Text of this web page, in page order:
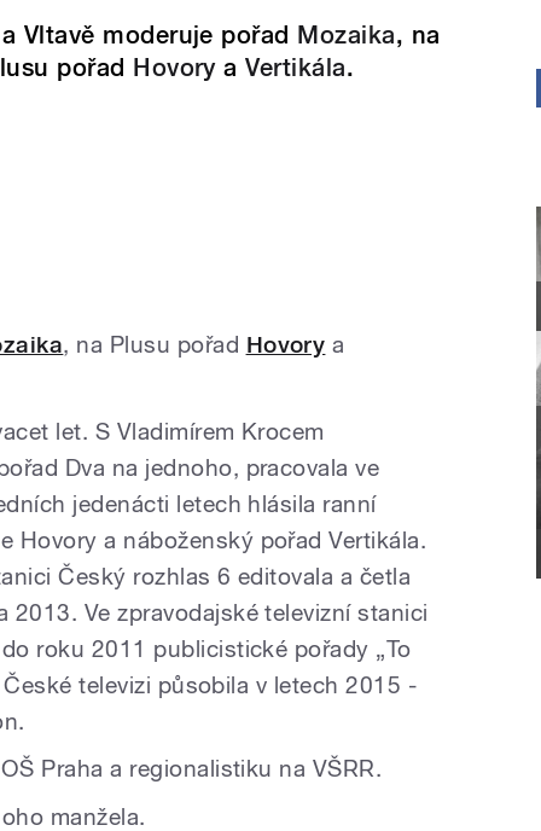
Vltavě moderuje pořad Mozaika, na
pořad HovoryaVertikála.
, na Plusu pořad Hovory a
let. S Vladimírem Krocem
Dva na jednoho, pracovala ve
jedenácti letech hlásila ranní
Hovory a náboženský pořad Vertikála.
Český rozhlas 6 editovala a četla
Ve zpravodajské televizní stanici
roku 2011 publicistické pořady „To
televizi působila v letech 2015 -
Praha a regionalistiku na VŠRR.
manžela.